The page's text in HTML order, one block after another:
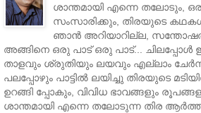
ശാന്തമായി എന്നെ തലോടും,
സംസാരിക്കും, തിരയുടെ
ഞാന്‍ അറിയാറില്ല,
അങ്ങിനെ ഒരു പാട് ഒരു പാട്...
താളവും ശ്രുതിയും ലയവും എല്ലാം
പലപ്പോഴും പാട്ടില്‍ ലയിച്ചു തിരയുടെ
ഉറങ്ങി പ്പോകും, വിവിധ ഭാവങ്ങളും
ശാന്തമായി എന്നെ തലോടുന്ന തിര